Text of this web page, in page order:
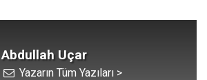
Abdullah Uçar
Yazarın Tüm Yazıları >